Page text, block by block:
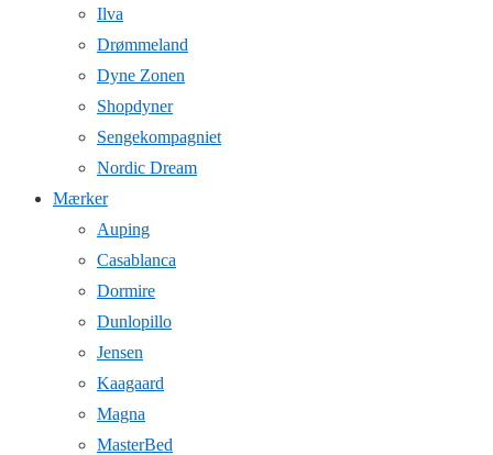
Ilva
Drømmeland
Dyne Zonen
Shopdyner
Sengekompagniet
Nordic Dream
Mærker
Auping
Casablanca
Dormire
Dunlopillo
Jensen
Kaagaard
Magna
MasterBed